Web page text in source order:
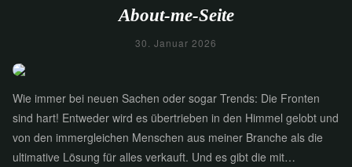
About-me-Seite
30. Januar 2026
Wie immer bei neuen Sachen oder sogar Trends: Die Fronten
sind hart! Entweder wird es übertrieben in den Himmel gelobt und
von den immergleichen Menschen aus meiner Branche als die
ultimative Lösung für alles verkauft. Und es gibt die mit…